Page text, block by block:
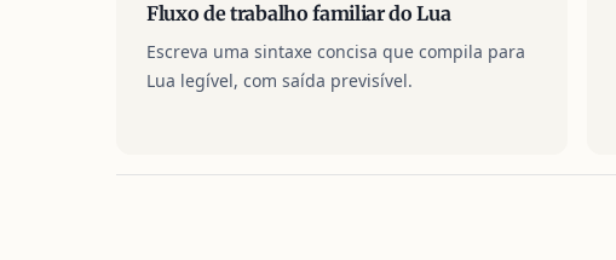
Fluxo de trabalho familiar do Lua
Escreva uma sintaxe concisa que compila para
Lua legível, com saída previsível.